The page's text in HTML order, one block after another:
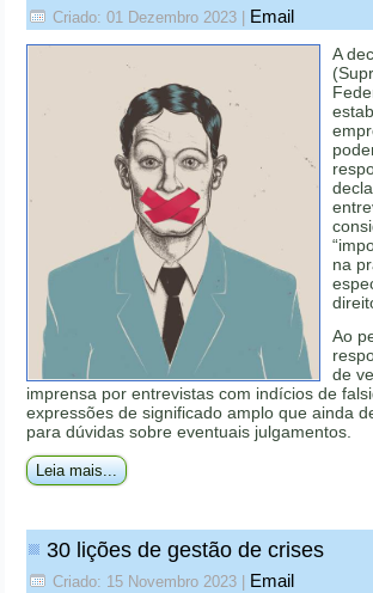
Criado: 01 Dezembro 2023 Email
A
na
Ao
de
imprensa por entrevistas com indícios de
expressões de significado amplo que ainda
para dúvidas sobre eventuais julgamentos.
Leia mais...
30 lições de gestão de crises
Criado: 15 Novembro 2023 Email